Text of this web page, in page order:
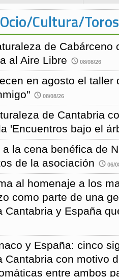
Cultura/Toros
de Cabárceno
al Aire Libre
08/08/26
en agosto el taller
08/08/26
de Cantabria
'Encuentros bajo el
la cena benéfica de
de la asociación
06/
al homenaje a los
como parte de una
Cantabria y España
y España: cinco
Cantabria con motivo
entre ambos